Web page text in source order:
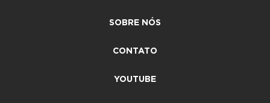
SOBRE NÓS
CONTATO
YOUTUBE